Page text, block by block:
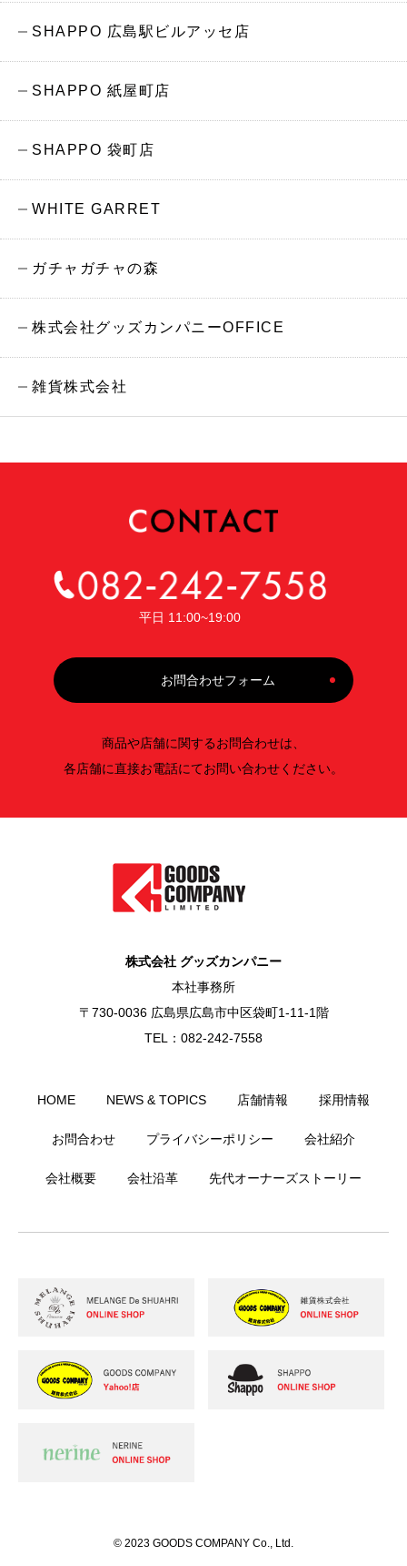
SHAPPO 広島駅ビルアッセ店
SHAPPO 紙屋町店
SHAPPO 袋町店
WHITE GARRET
ガチャガチャの森
株式会社グッズカンパニーOFFICE
雑貨株式会社
平日 11:00~19:00
お問合わせフォーム
商品や店舗に関するお問合わせは、
各店舗に直接お電話にてお問い合わせください。
株式会社 グッズカンパニー
本社事務所
〒730-0036 広島県広島市中区袋町1-11-1階
TEL：082-242-7558
HOME NEWS & TOPICS 店舗情報 採用情報
お問合わせ プライバシーポリシー 会社紹介
会社概要 会社沿革 先代オーナーズストーリー
© 2023 GOODS COMPANY Co., Ltd.